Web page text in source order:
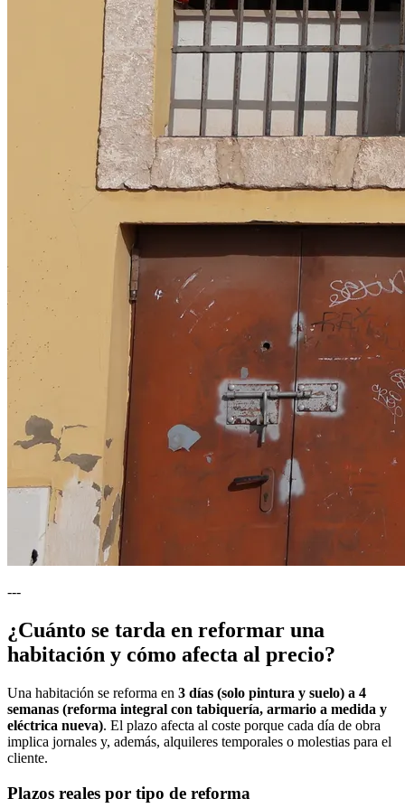
---
¿Cuánto se tarda en reformar una
habitación y cómo afecta al precio?
Una habitación se reforma en 3 días (solo pintura y suelo) a 4
semanas (reforma integral con tabiquería, armario a medida y
eléctrica nueva). El plazo afecta al coste porque cada día de obra
implica jornales y, además, alquileres temporales o molestias para el
cliente.
Plazos reales por tipo de reforma